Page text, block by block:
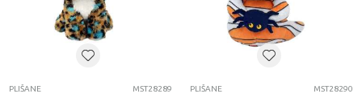
PLIŠANE MST28289 PLIŠANE MST28290